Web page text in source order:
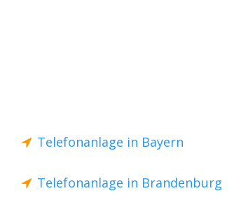
Telefonanlage in Bayern
Telefonanlage in Brandenburg